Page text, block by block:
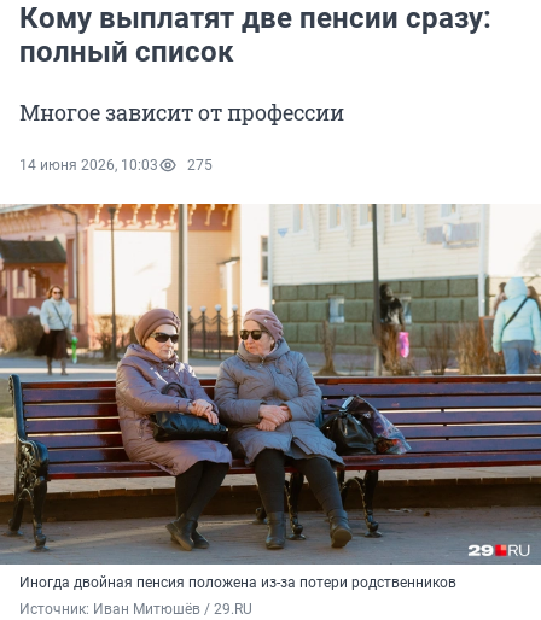
Кому выплатят две пенсии сразу:
полный список
Многое зависит от профессии
14 июня 2026, 10:03 275
Иногда двойная пенсия положена из-за потери родственников
Источник: Иван Митюшёв / 29.RU